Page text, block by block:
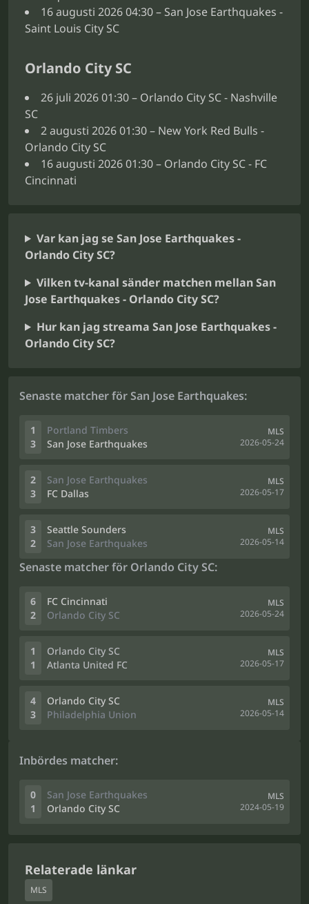
16 augusti 2026 04:30 – San Jose Earthquakes -
Saint Louis City SC
Orlando City SC
26 juli 2026 01:30 – Orlando City SC - Nashville
SC
2 augusti 2026 01:30 – New York Red Bulls -
Orlando City SC
16 augusti 2026 01:30 – Orlando City SC - FC
Cincinnati
Var kan jag se San Jose Earthquakes -
Orlando City SC?
Vilken tv-kanal sänder matchen mellan San
Jose Earthquakes - Orlando City SC?
Hur kan jag streama San Jose Earthquakes -
Orlando City SC?
Senaste matcher för San Jose Earthquakes:
1
3
Portland Timbers
San Jose Earthquakes
MLS
2026-05-24
2
3
San Jose Earthquakes
FC Dallas
MLS
2026-05-17
3
2
Seattle Sounders
San Jose Earthquakes
MLS
2026-05-14
Senaste matcher för Orlando City SC:
6
2
FC Cincinnati
Orlando City SC
MLS
2026-05-24
1
1
Orlando City SC
Atlanta United FC
MLS
2026-05-17
4
3
Orlando City SC
Philadelphia Union
MLS
2026-05-14
Inbördes matcher:
0
1
San Jose Earthquakes
Orlando City SC
MLS
2024-05-19
Relaterade länkar
MLS